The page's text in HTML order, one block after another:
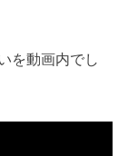
を動画内でし